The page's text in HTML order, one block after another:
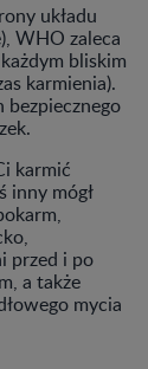
układu
WHO zaleca
bliskim
karmienia).
bezpiecznego
karmić
inny mógł
przed i po
a także
mycia